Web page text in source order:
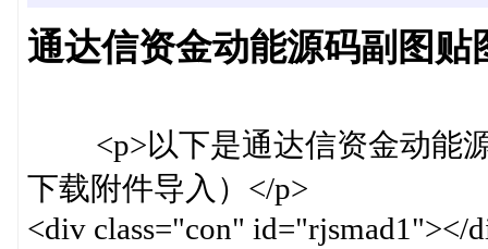
通达信资金动能源码副图贴
<p>以下是通达信资金动能源
下载附件导入）</p>
<div class="con" id="rjsmad1"></